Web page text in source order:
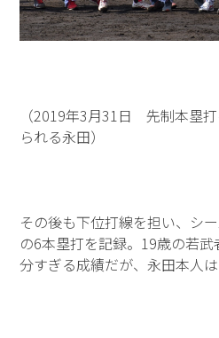
（2019年3月31日 先制本塁
られる永田）
その後も下位打線を担い、シ
の6本塁打を記録。19歳の若
分すぎる成績だが、永田本人は